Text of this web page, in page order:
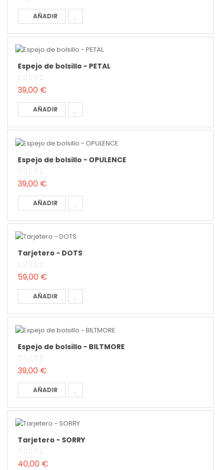
AÑADIR
Espejo de bolsillo - PETAL
39,00 €
AÑADIR
Espejo de bolsillo - OPULENCE
39,00 €
AÑADIR
Tarjetero - DOTS
59,00 €
AÑADIR
Espejo de bolsillo - BILTMORE
39,00 €
AÑADIR
Tarjetero - SORRY
40,00 €